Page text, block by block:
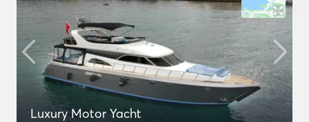
Luxury Motor Yacht